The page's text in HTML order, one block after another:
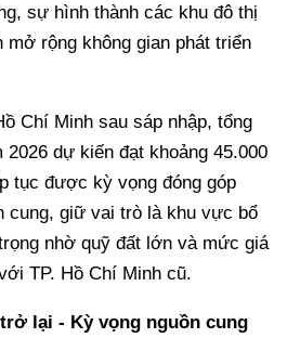
sự hình thành các khu đô thị
rộng không gian phát triển
Chí Minh sau sáp nhập, tổng
2026 dự kiến đạt khoảng 45.000
tục được kỳ vọng đóng góp
cung, giữ vai trò là khu vực bổ
nhờ quỹ đất lớn và mức giá
TP. Hồ Chí Minh cũ.
lại - Kỳ vọng nguồn cung